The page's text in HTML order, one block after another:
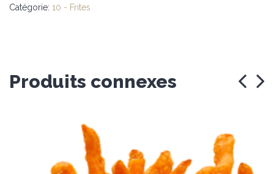
Catégorie: 10 - Frites
Produits connexes